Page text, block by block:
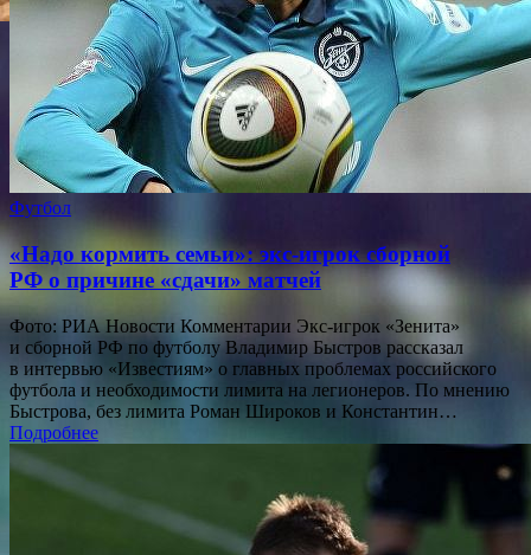
Футбол
«Надо кормить семьи»: экс-игрок сборной
РФ о причине «сдачи» матчей
Фото: РИА Новости Комментарии Экс-игрок «Зенита»
и сборной РФ по футболу Владимир Быстров рассказал
в интервью «Известиям» о главных проблемах российского
футбола и необходимости лимита на легионеров. По мнению
Быстрова, без лимита Роман Широков и Константин…
Подробнее